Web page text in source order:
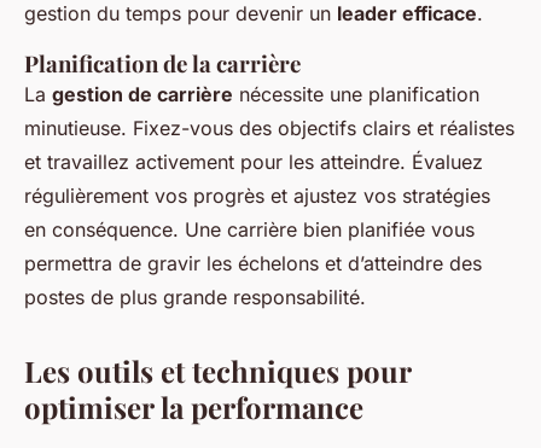
gestion du temps pour devenir un leader efficace.
Planification de la carrière
La gestion de carrière nécessite une planification
minutieuse. Fixez-vous des objectifs clairs et réalistes
et travaillez activement pour les atteindre. Évaluez
régulièrement vos progrès et ajustez vos stratégies
en conséquence. Une carrière bien planifiée vous
permettra de gravir les échelons et d’atteindre des
postes de plus grande responsabilité.
Les outils et techniques pour
optimiser la performance